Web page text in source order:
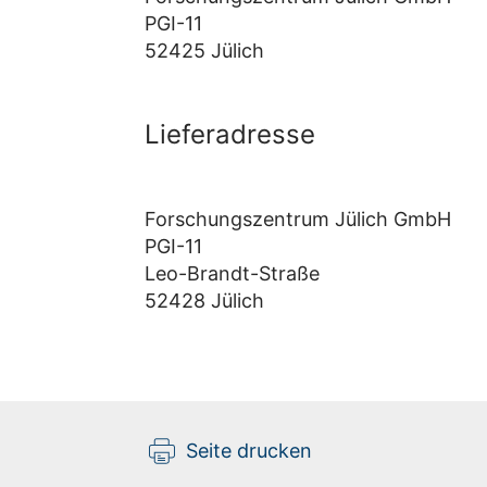
PGI-11
52425 Jülich
Lieferadresse
Forschungszentrum Jülich GmbH
PGI-11
Leo-Brandt-Straße
52428 Jülich
Seite drucken